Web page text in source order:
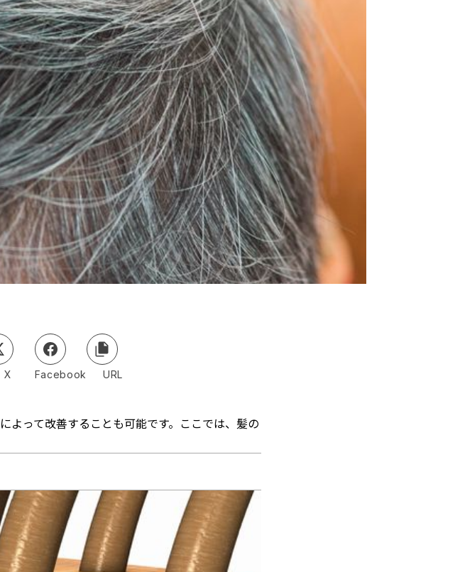
X Facebook URL
よって改善することも可能です。ここでは、髪の